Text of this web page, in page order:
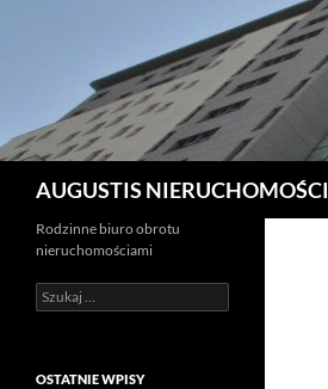
AUGUSTIS NIERUCHOMOŚCI
Rodzinne biuro obrotu
nieruchomościami
Szukaj:
OSTATNIE WPISY